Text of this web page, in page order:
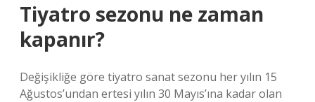
Tiyatro sezonu ne zaman
kapanır?
Değişikliğe göre tiyatro sanat sezonu her yılın 15
Ağustos’undan ertesi yılın 30 Mayıs’ına kadar olan